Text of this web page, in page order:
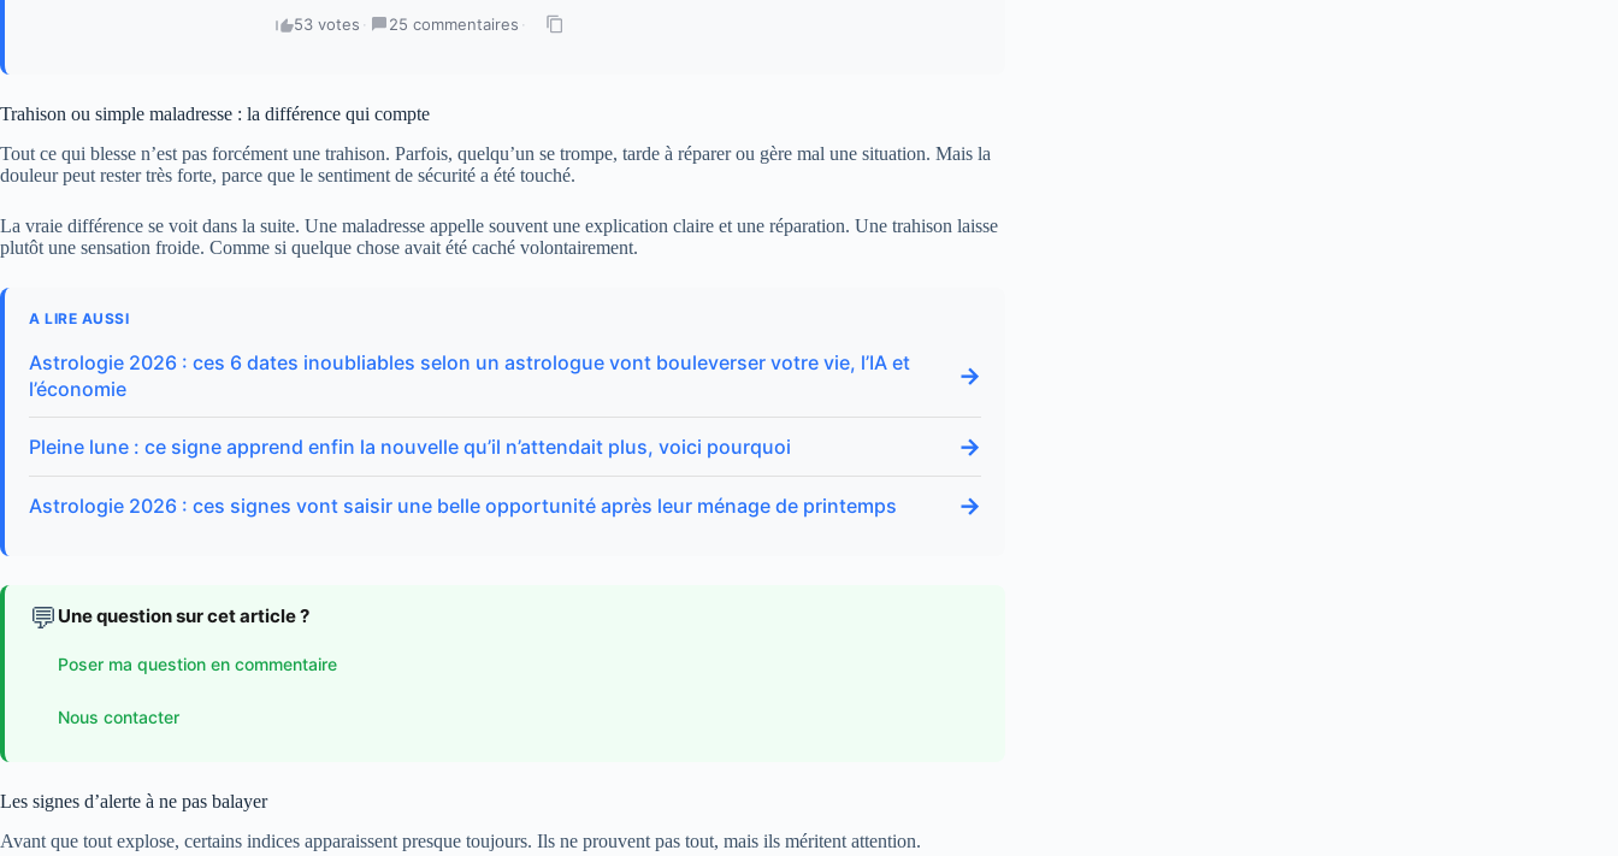
53 votes · 25 commentaires ·
Trahison ou simple maladresse : la différence qui compte
Tout ce qui blesse n’est pas forcément une trahison. Parfois, quelqu’un se trompe, tarde à réparer ou gère mal une situation. Mais la
douleur peut rester très forte, parce que le sentiment de sécurité a été touché.
La vraie différence se voit dans la suite. Une maladresse appelle souvent une explication claire et une réparation. Une trahison laisse
plutôt une sensation froide. Comme si quelque chose avait été caché volontairement.
A LIRE AUSSI
Astrologie 2026 : ces 6 dates inoubliables selon un astrologue vont bouleverser votre vie, l’IA et
l’économie
→
Pleine lune : ce signe apprend enfin la nouvelle qu’il n’attendait plus, voici pourquoi →
Astrologie 2026 : ces signes vont saisir une belle opportunité après leur ménage de printemps →
💬 Une question sur cet article ?
Poser ma question en commentaire
Nous contacter
Les signes d’alerte à ne pas balayer
Avant que tout explose, certains indices apparaissent presque toujours. Ils ne prouvent pas tout, mais ils méritent attention.